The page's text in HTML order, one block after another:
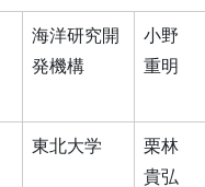
海洋研究開
発機構
小野
重明
東北大学
栗林
貴弘